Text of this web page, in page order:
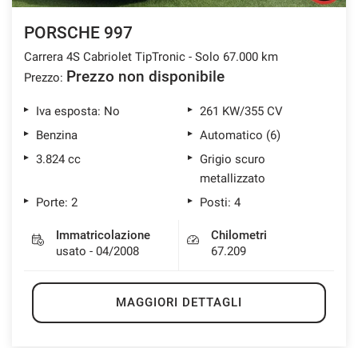
PORSCHE 997
Carrera 4S Cabriolet TipTronic - Solo 67.000 km
Prezzo: Prezzo non disponibile
Iva esposta: No
261 KW/355 CV
Benzina
Automatico (6)
3.824 cc
Grigio scuro
metallizzato
Porte: 2
Posti: 4
Immatricolazione
usato - 04/2008
Chilometri
67.209
MAGGIORI DETTAGLI